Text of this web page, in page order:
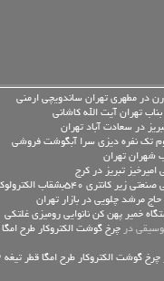
در مطهری تهران ساندویچی ارمنی
تهران آیت الله کاشانی
در سعادت آباد تهران
تک نفره دیزی سرا آبگوشت فروشی
شهران تهران
امیرخیز تبریز در کرج
540بشقاب الکترولوکس
مرشد چلویی در بازار تهران
خمیر پهن کن نانوایی رومیزی غلتکی
در